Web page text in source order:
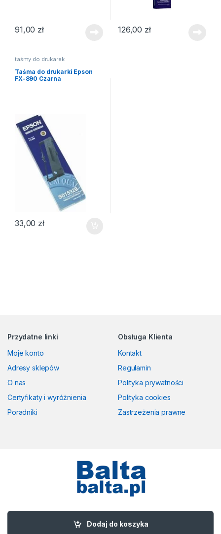
Dodaj do koszyka
91,00 zł 126,00 zł
taśmy do drukarek
Taśma do drukarki Epson
FX-890 Czarna
33,00 zł
Przydatne linki
Moje konto
Adresy sklepów
O nas
Certyfikaty i wyróżnienia
Poradniki
Obsługa Klienta
Kontakt
Regulamin
Polityka prywatności
Polityka cookies
Zastrzeżenia prawne
Masz pytania? Zadzwoń!
58 524 50 00